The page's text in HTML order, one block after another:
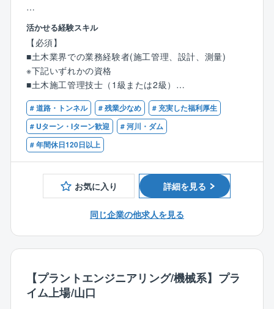
■業務内容：
工事発注者となる国や官公庁、自治体などが手掛ける
公共事業において工事施工者との間に立ち、業務のサ
ポートを行います。
※発注者支援業務とは：公共工事の発注に伴って発生す
る業務において発注者の支援及び行政事務補助を行う
業務です。
■業務詳細：
・工事監督支援業務…工事図面照査、施工状況確認な
ど
・積算技術業務…設計図面照査、設計数量確認、積算
資料作成など
注資料の作成など
受注元は国土交通省や農林水産省、自治体等の官公庁
国四国支店の管轄は中国5県+四国4県になります。ま
た、基本的には発注者の事業所での就業となります
が、ご自宅から通える現場のアサインやご家庭の事情
活かせる経験スキル
【必須】
■土木業界での業務経験者(施工管理、設計、測量)
※下記いずれかの資格
■土木施工管理技士（1級または2級）
■電気工事施工管理技士（1級または2級）
■技術士もしくは技術士補（建設部門）
■RCCM
■土木学会1級土木技術者または土木学会2級土木技術者
■発注者支援の実務経験
# 道路・トンネル # 残業少なめ
# 充実した福利厚生
# Uターン・Iターン歓迎
# 河川・ダム
# 年間休日120日以上
お気に入り 詳細を見る
同じ企業の他求人を見る
【プラントエンジニアリング/機械系】プラ
イム上場/山口